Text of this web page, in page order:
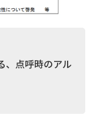
、点呼時のアル